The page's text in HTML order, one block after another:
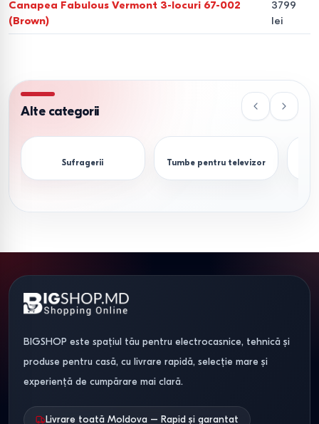
la 160x200 cm. O sofa pliabilă compactă (140 cm) este o
variantă excelentă pentru camerele adolescenților sau
Compararea mecanismelor de
transformare
De tipul mecanismului depinde rezistența la uzură a
pardoselii (laminat, linoleum) și ușurința utilizării zilnice:
Eurocarte Somn zilnic 25 000+ Simplitate,
necesită role
(Tic-Tac)
protejează
laminatul și
Acordeon
Camere
15 000+
Spațiu de dormit
Canapea Fabulous Vermont 3-locuri 67-002
(Brown)
3799
lei
Alte categorii
Sufragerii Tumbe pentru televizor
BIGSHOP este spațiul tău pentru electrocasnice, tehnică și
produse pentru casă, cu livrare rapidă, selecție mare și
experiență de cumpărare mai clară.
Livrare toată Moldova – Rapid și garantat